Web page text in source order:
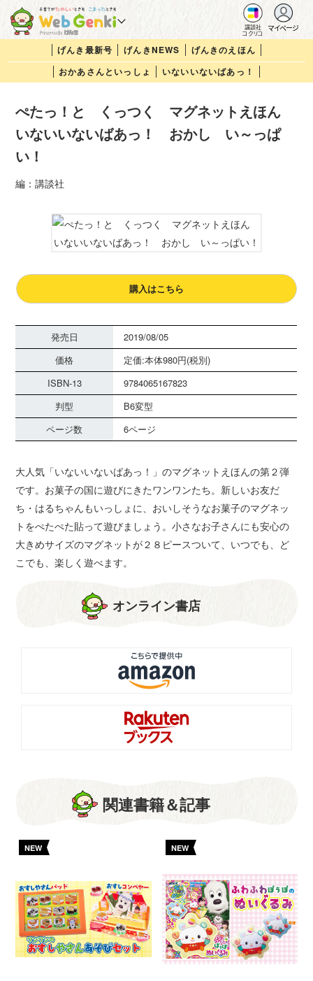
講談社
コクリコ
マイページ
げんき最新号 げんきNEWS
げんきのえほん
おかあさんといっしょ
いないいないばあっ！
ぺたっ！と くっつく マグネットえほん
いないいないばあっ！ おかし い～っぱ
い！
編：講談社
購入はこちら
発売日
2019/08/05
価格
定価:本体980円(税別)
ISBN-13
9784065167823
判型
B6変型
ページ数
6ページ
大人気「いないいないばあっ！」のマグネットえほんの第２弾
です。お菓子の国に遊びにきたワンワンたち。新しいお友だ
ち・はるちゃんもいっしょに、おいしそうなお菓子のマグネッ
トをぺたぺた貼って遊びましょう。小さなお子さんにも安心の
大きめサイズのマグネットが２８ピースついて、いつでも、ど
こでも、楽しく遊べます。
オンライン書店
関連書籍＆記事
NEW NEW